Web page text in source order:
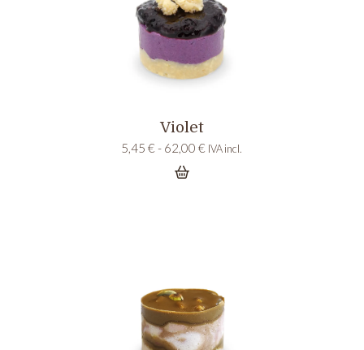
Violet
5,45€ - 62,00€ Rango
IVA incl.